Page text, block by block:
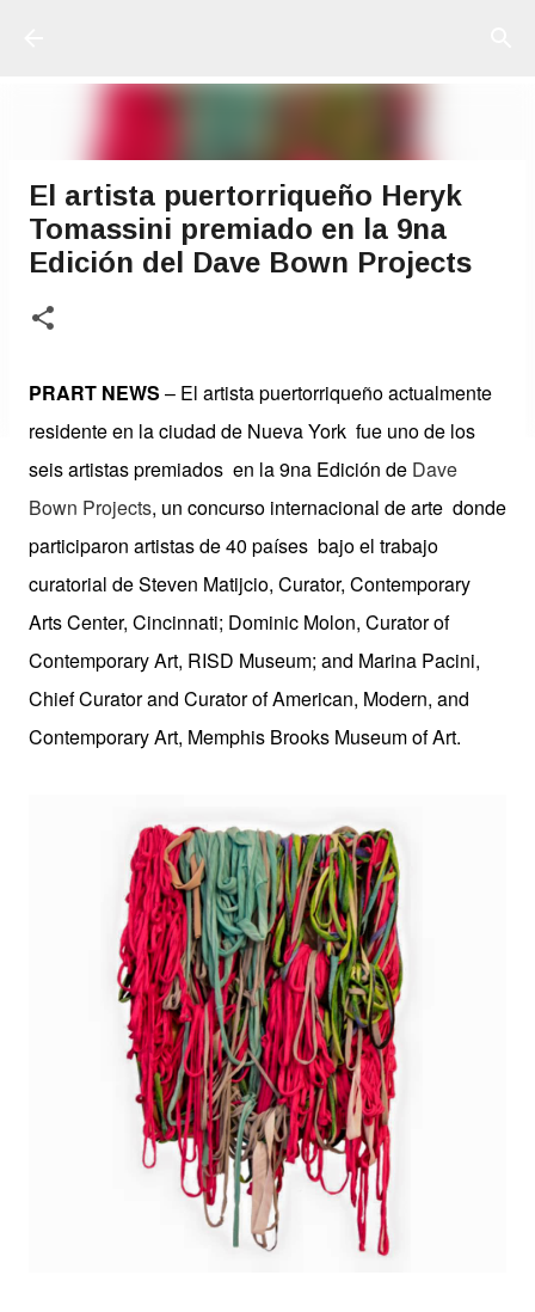
El artista puertorriqueño Heryk
Tomassini premiado en la 9na
Edición del Dave Bown Projects
PRART NEWS – El artista puertorriqueño actualmente
residente en la ciudad de Nueva York fue uno de los
seis artistas premiados en la 9na Edición de Dave
Bown Projects, un concurso internacional de arte donde
participaron artistas de 40 países bajo el trabajo
curatorial de Steven Matijcio, Curator, Contemporary
Arts Center, Cincinnati; Dominic Molon, Curator of
Contemporary Art, RISD Museum; and Marina Pacini,
Chief Curator and Curator of American, Modern, and
Contemporary Art, Memphis Brooks Museum of Art.